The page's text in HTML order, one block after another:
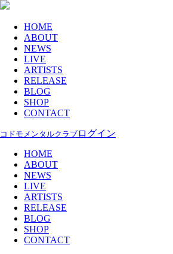
HOME
ABOUT
NEWS
LIVE
ARTISTS
RELEASE
BLOG
SHOP
CONTACT
コドモメンタルクラブ ログイン
HOME
ABOUT
NEWS
LIVE
ARTISTS
RELEASE
BLOG
SHOP
CONTACT